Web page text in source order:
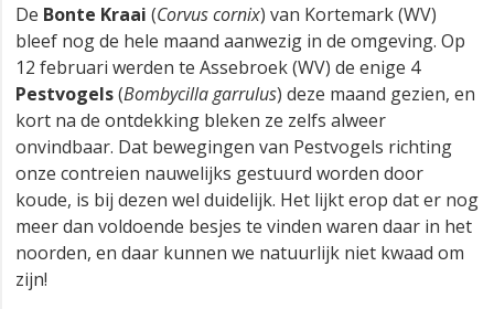
De Bonte Kraai (Corvus cornix) van Kortemark (WV)
bleef nog de hele maand aanwezig in de omgeving. Op
12 februari werden te Assebroek (WV) de enige 4
Pestvogels(Bombycilla garrulus) deze maand gezien, en
kort na de ontdekking bleken ze zelfs alweer
onvindbaar. Dat bewegingen van Pestvogels richting
onze contreien nauwelijks gestuurd worden door
koude, is bij dezen wel duidelijk. Het lijkt erop dat er nog
meer dan voldoende besjes te vinden waren daar in het
noorden, en daar kunnen we natuurlijk niet kwaad om
zijn!